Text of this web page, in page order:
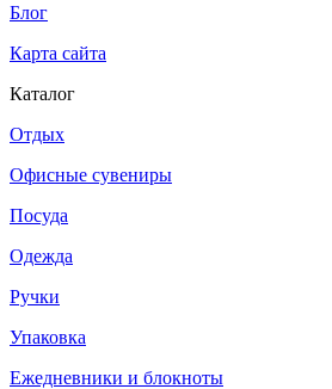
Блог
Карта сайта
Каталог
Отдых
Офисные сувениры
Посуда
Одежда
Ручки
Упаковка
Ежедневники и блокноты